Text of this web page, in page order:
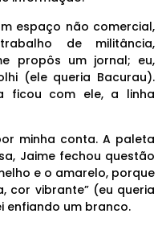
espaço não comercial,
de militância,
propôs um jornal; eu,
(ele queria Bacurau).
ficou com ele, a linha
minha conta. A paleta
Jaime fechou questão
e o amarelo, porque
cor vibrante” (eu queria
enfiando um branco.